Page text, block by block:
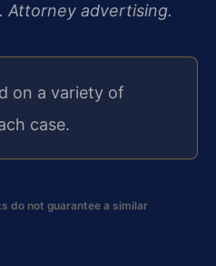
Attorney advertising.
on a variety of
case.
do not guarantee a similar